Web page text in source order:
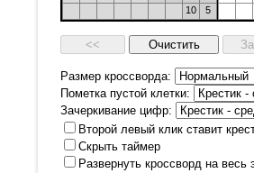
10
5
Размер кроссворда:
Пометка пустой клетки:
Зачеркивание цифр:
Второй левый клик ставит
Скрыть таймер
Развернуть кроссворд на